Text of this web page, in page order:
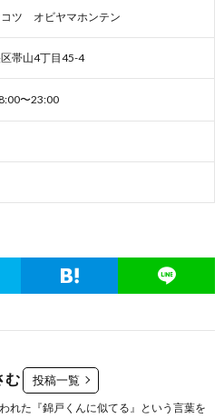
コツ オビヤマホンテン
帯山4丁目45-4
〜23:00
む 投稿一覧
れた『錦戸くんに似てる』という言葉を